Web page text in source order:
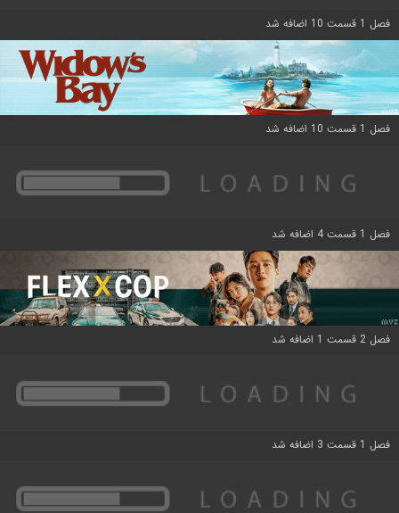
فصل 1 قسمت 10 اضافه شد
فصل 1 قسمت 10 اضافه شد
فصل 1 قسمت 4 اضافه شد
فصل 2 قسمت 1 اضافه شد
فصل 1 قسمت 3 اضافه شد